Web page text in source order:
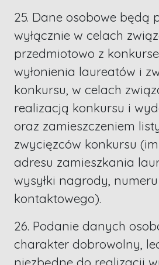
25. Dane osobowe będą
wyłącznie w celach
przedmiotowo z
wyłonienia laureatów i
konkursu, w celach
realizacją konkursu i
oraz zamieszczeniem
zwycięzców konkursu
adresu zamieszkania
wysyłki nagrody,
kontaktowego).
26. Podanie danych
charakter dobrowolny,